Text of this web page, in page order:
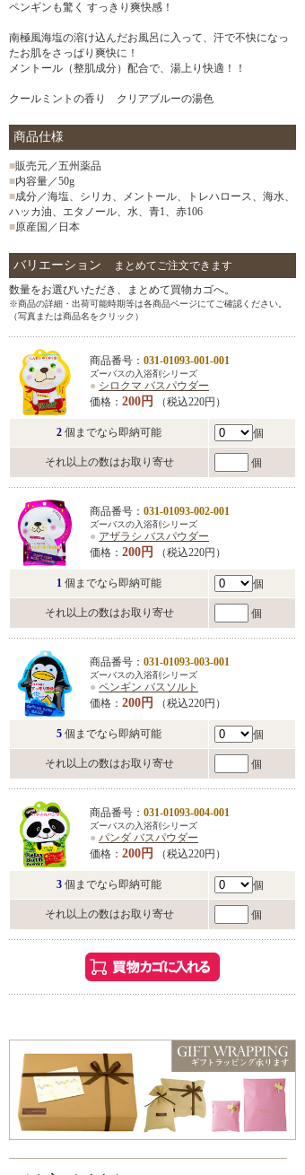
ペンギンも驚く すっきり爽快感！
南極風海塩の溶け込んだお風呂に入って、汗で不快になっ
たお肌をさっぱり爽快に！
メントール（整肌成分）配合で、湯上り快適！！
クールミントの香り クリアブルーの湯色
商品仕様
■販売元／五州薬品
■内容量／50g
■成分／海塩、シリカ、メントール、トレハロース、海水、
ハッカ油、エタノール、水、青1、赤106
■原産国／日本
バリエーション
まとめてご注文できます
数量をお選びいただき、まとめて買物カゴへ。
※商品の詳細・出荷可能時期等は各商品ページにてご確認ください。
（写真または商品名をクリック）
商品番号： 031-01093-001-001
ズーバスの入浴剤シリーズ
● シロクマ バスパウダー
価格： 200円 （税込220円）
2 個までなら即納可能 個
それ以上の数はお取り寄せ 個
商品番号： 031-01093-002-001
ズーバスの入浴剤シリーズ
● アザラシ バスパウダー
価格： 200円 （税込220円）
1 個までなら即納可能 個
それ以上の数はお取り寄せ 個
商品番号： 031-01093-003-001
ズーバスの入浴剤シリーズ
● ペンギン バスソルト
価格： 200円 （税込220円）
5 個までなら即納可能 個
それ以上の数はお取り寄せ 個
商品番号： 031-01093-004-001
ズーバスの入浴剤シリーズ
● パンダ バスパウダー
価格： 200円 （税込220円）
3 個までなら即納可能 個
それ以上の数はお取り寄せ 個